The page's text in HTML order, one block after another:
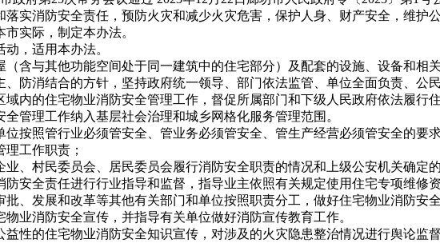
实消防安全责任，预防火灾和减少火灾危害，保护人身、财产安全，维护
实际，制定本办法。
，适用本办法。
含与其他功能空间处于同一建筑中的住宅部分）及配套的设施、设备和相
防消结合的方针，坚持政府统一领导、部门依法监管、单位全面负责、公民
内的住宅物业消防安全管理工作，督促所属部门和下级人民政府依法履行
管理工作纳入基层社会治理和城乡网格化服务管理范围。
按照管行业必须管安全、管业务必须管安全、管生产经营必须管安全的要
工作职责；
业、村民委员会、居民委员会履行消防安全职责的情况和上级公安机关确定
防安全责任进行行业指导和监督，指导业主依照有关规定使用住宅专项维修
、发展和改革等其他有关部门和单位按照职责分工，做好住宅物业消防安全
业消防安全宣传，并指导有关单位做好消防宣传教育工作。
性的住宅物业消防安全知识宣传，对涉及的火灾隐患整治情况进行舆论监督